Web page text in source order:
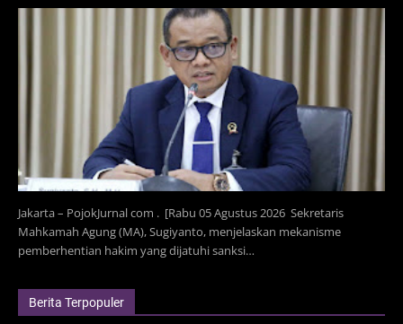
Jakarta – PojokJurnal com . [Rabu 05 Agustus 2026 Sekretaris
Mahkamah Agung (MA), Sugiyanto, menjelaskan mekanisme
pemberhentian hakim yang dijatuhi sanksi…
Berita Terpopuler